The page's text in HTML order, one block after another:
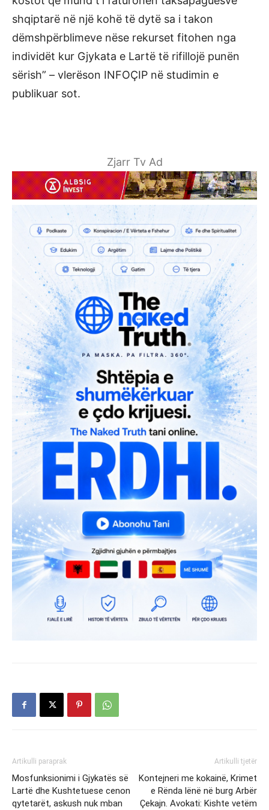
shqiptarë në një kohë të dytë sa i takon
dëmshpërblimeve nëse rekurset fitohen nga
individët kur Gjykata e Lartë të rifillojë punën
sërish” – vlerëson INFOÇIP në studimin e
publikuar sot.
Zjarr Tv Ad
Artikulli paraprak
Mosfunksionimi i Gjykatës së
Lartë dhe Kushtetuese cenon
qytetarët, askush nuk mban
Artikulli tjetër
Kontejneri me kokainë, Krimet
e Rënda lënë në burg Arbër
Çekajn. Avokati: Kishte vetëm